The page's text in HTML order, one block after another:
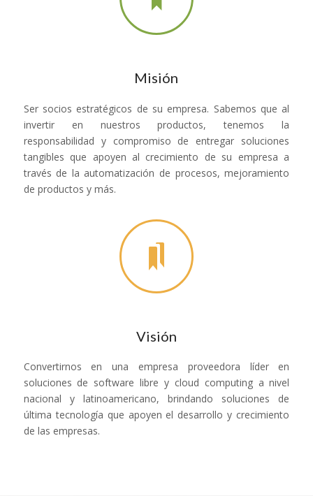
Misión
Ser socios estratégicos de su empresa. Sabemos que al
invertir en nuestros productos, tenemos la
responsabilidad y compromiso de entregar soluciones
tangibles que apoyen al crecimiento de su empresa a
través de la automatización de procesos, mejoramiento
de productos y más.
Visión
Convertirnos en una empresa proveedora líder en
soluciones de software libre y cloud computing a nivel
nacional y latinoamericano, brindando soluciones de
última tecnología que apoyen el desarrollo y crecimiento
de las empresas.